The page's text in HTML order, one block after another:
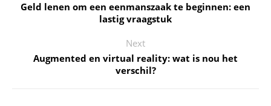
Geld lenen om een eenmanszaak te beginnen: een
lastig vraagstuk
Next
Augmented en virtual reality: wat is nou het
verschil?